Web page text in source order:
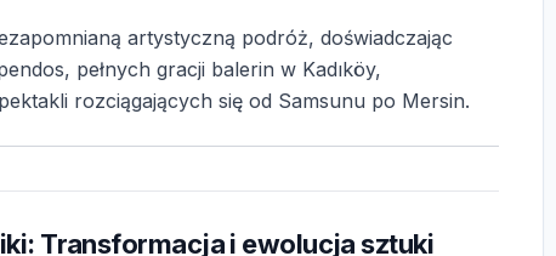
artystyczną podróż, doświadczając
pełnych gracji balerin w Kadıköy,
rozciągających się od Samsunu po Mersin.
Transformacja i ewolucja sztuki